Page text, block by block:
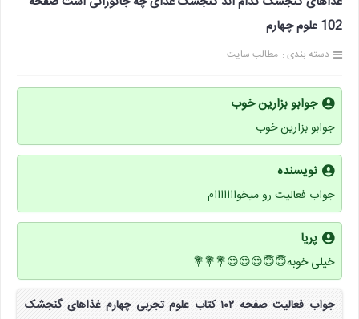
102 علوم چهارم
دسته بندی : مطالب سایت
جوابو بزارین خوب
جوابو بزارین خوب
نویسنده
جواب فعالیت رو میخوااااااام
پریا
خیلی خوبه😇😇😍😍😍💐💐💐
جواب فعالیت صفحه ۱۰۲ کتاب علوم تجربی چهارم غذاهای گنجشک